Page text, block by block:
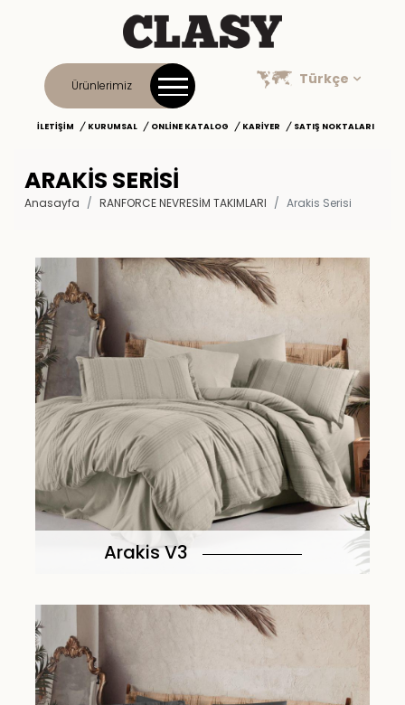
Ürünlerimiz Türkçe
İLETIŞIM KURUMSAL ONLINE KATALOG KARIYER SATIŞ NOKTALARI
ARAKIS SERISI
Anasayfa RANFORCE NEVRESİM TAKIMLARI Arakis Serisi
Arakis V3